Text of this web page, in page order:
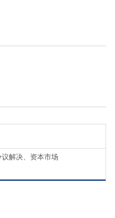
解决、资本市场